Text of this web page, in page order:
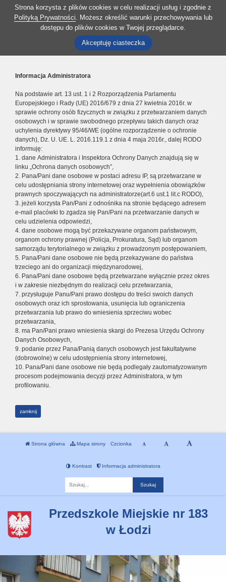
Strona korzysta z plików cookies w celu realizacji usług i zgodnie z
Polityką Prywatności. Możesz określić warunki przechowywania lub
dostępu do plików cookies w Twojej przeglądarce.
Akceptuję ciasteczka
Informacja Administratora
Na podstawie art. 13 ust. 1 i 2 Rozporządzenia Parlamentu
Europejskiego i Rady (UE) 2016/679 z dnia 27 kwietnia 2016r. w
sprawie ochrony osób fizycznych w związku z przetwarzaniem danych
osobowych i w sprawie swobodnego przepływu takich danych oraz
uchylenia dyrektywy 95/46/WE (ogólne rozporządzenie o ochronie
danych), Dz. U. UE. L. 2016.119.1 z dnia 4 maja 2016r., dalej RODO
informuję:
1. dane Administratora i Inspektora Ochrony Danych znajdują się w
linku „Ochrona danych osobowych”,
2. Pana/Pani dane osobowe w postaci adresu IP, są przetwarzane w
celu udostępniania strony internetowej oraz wypełnienia obowiązków
prawnych spoczywających na administratorze(art.6 ust.1 lit.c RODO),
3. jeżeli korzysta Pan/Pani z odnośnika na stronie będącego adresem
e-mail placówki to zgadza się Pan/Pani na przetwarzanie danych w
celu udzielenia odpowiedzi,
4. dane osobowe mogą być przekazywane organom państwowym,
organom ochrony prawnej (Policja, Prokuratura, Sąd) lub organom
samorządu terytorialnego w związku z prowadzonym postępowaniem,
5. Pana/Pani dane osobowe nie będą przekazywane do państwa
trzeciego ani do organizacji międzynarodowej,
6. Pana/Pani dane osobowe będą przetwarzane wyłącznie przez okres
i w zakresie niezbędnym do realizacji celu przetwarzania,
7. przysługuje Panu/Pani prawo dostępu do treści swoich danych
osobowych oraz ich sprostowania, usunięcia lub ograniczenia
przetwarzania lub prawo do wniesienia sprzeciwu wobec
przetwarzania,
8. ma Pan/Pani prawo wniesienia skargi do Prezesa Urzędu Ochrony
Danych Osobowych,
9. podanie przez Pana/Panią danych osobowych jest fakultatywne
(dobrowolne) w celu udostępnienia strony internetowej,
10. Pana/Pani dane osobowe nie będą podlegały zautomatyzowanym
procesom podejmowania decyzji przez Administratora, w tym
profilowaniu.
zamknij
Strona główna Mapa strony Czcionka
Kontrast Informacja administratora
Przedszkole Miejskie nr 183
w Łodzi